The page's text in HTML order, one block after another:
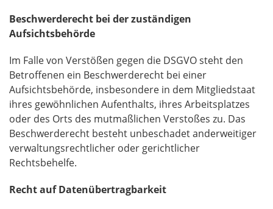
Beschwerderecht bei der zuständigen
Aufsichtsbehörde
Im Falle von Verstößen gegen die DSGVO steht den
Betroffenen ein Beschwerderecht bei einer
Aufsichtsbehörde, insbesondere in dem Mitgliedstaat
ihres gewöhnlichen Aufenthalts, ihres Arbeitsplatzes
oder des Orts des mutmaßlichen Verstoßes zu. Das
Beschwerderecht besteht unbeschadet anderweitiger
verwaltungsrechtlicher oder gerichtlicher
Rechtsbehelfe.
Recht auf Datenübertragbarkeit